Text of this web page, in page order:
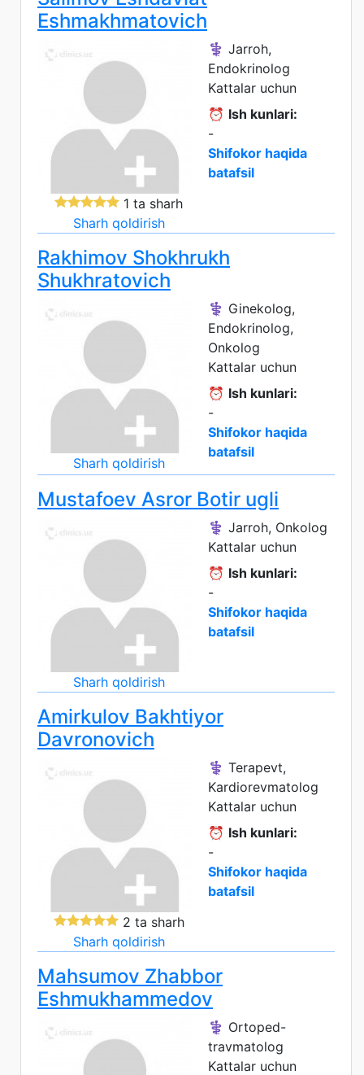
Eshmakhmatovich
1 ta sharh
Sharh qoldirish
⚕️ Jarroh,
Endokrinolog
Kattalar uchun
⏰ Ish kunlari:
-
Shifokor haqida
batafsil
Rakhimov Shokhrukh
Shukhratovich
Sharh qoldirish
⚕️ Ginekolog,
Endokrinolog,
Onkolog
Kattalar uchun
⏰ Ish kunlari:
-
Shifokor haqida
batafsil
Mustafoev Asror Botir ugli
Sharh qoldirish
⚕️ Jarroh, Onkolog
Kattalar uchun
⏰ Ish kunlari:
-
Shifokor haqida
batafsil
Amirkulov Bakhtiyor
Davronovich
2 ta sharh
Sharh qoldirish
⚕️ Terapevt,
Kardiorevmatolog
Kattalar uchun
⏰ Ish kunlari:
-
Shifokor haqida
batafsil
Mahsumov Zhabbor
Eshmukhammedov
⚕️ Ortoped-
travmatolog
Kattalar uchun